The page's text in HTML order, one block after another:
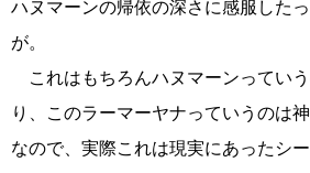
ハヌマーンの帰依の深さに感服した
が。
これはもちろんハヌマーンってい
り、このラーマーヤナっていうのは
なので、実際これは現実にあったシ